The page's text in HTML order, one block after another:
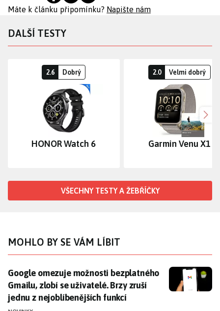
Máte k článku připomínku? Napište nám
DALŠÍ TESTY
2.6 Dobrý
HONOR Watch 6
2.0 Velmi dobrý
Garmin Venu X1
VŠECHNY TESTY A ŽEBŘÍČKY
MOHLO BY SE VÁM LÍBIT
Google omezuje možnosti bezplatného Gmailu,
Google omezuje možnosti bezplatného
Gmailu, zlobí se uživatelé. Brzy zruší
jednu z nejoblíbenějších funkcí